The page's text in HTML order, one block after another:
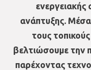
ενεργειακής
ανάπτυξης.
τους
βελτιώσουμε την
παρέχοντας